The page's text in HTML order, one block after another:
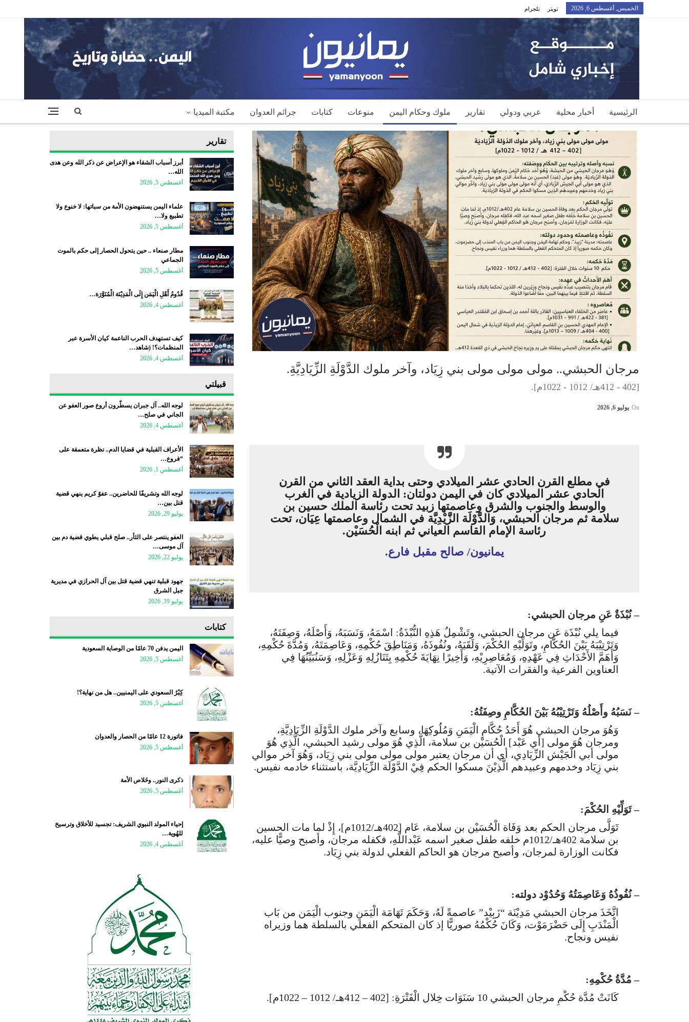
الخميس, أغسطس 6, 2026 تويتر تلجرام
الرئيسية أخبار محلية عربي ودولي تقارير ملوك وحكام اليمن منوعات كتابات جرائم العدوان مكتبة الميديا
مرجان الحبشي.. مولى مولى مولى بني زِيَاد، وآخر ملوك الدَّوْلَةِ الزِّيَادِيَّةِ.
[402 - 412هـ/ 1012 - 1022م].
On يوليو 6, 2026
في مطلع القرن الحادي عشر الميلادي وحتى بداية العقد الثاني من القرن
الحادي عشر الميلادي كان في اليمن دولتان: الدولة الزيادية في الغرب
والوسط والجنوب والشرق وعاصمتها زبيد تحت رئاسة الملك حسين بن
سلامة ثم مرجان الحبشي، وَالدَّوْلَة الزَّيْدِيَّة في الشمال وعاصمتها عِيَان، تحت
رئاسة الإمام القاسم العياني ثم ابنه الْحُسَيْن.
يمانيون/ صالح مقبل فارع.
– نُبْذَةٌ عَنِ مرجان الحبشي:
فيما يلي نُبْذَة عَن مرجان الحبشي، وتَشْمِلُ هَذِهِ النُّبْذَةُ: اسْمَهُ، وَنَسَبَهُ، وَأَصْلَهُ، وَصِفَتَهُ،
وَتَرْتِيْبَهُ بَيْنَ الحُكَّامِ، وتَوَلِّيْهِ الحُكْمَ، وَلَقَبَهُ، ونُفُوذَهُ، وَمَنَاطِقَ حُكْمِهِ، وَعَاصِمَتَهُ، وَمُدَّةَ حُكْمِهِ،
وَأَهَمَّ الأَحْدَاثِ فِي عَهْدِهِ، وَمُعَاصِرِيْهِ، وَأَخِيرًا نِهَايَةَ حُكْمِهِ بِتَنَازُلِهِ وَعَزْلِهِ، وَسَنُبَيِّنُهَا فِي
العناوين الفرعية والفقرات الآتية.
– نَسَبُهُ وأَصْلُهُ وَتَرْتِيْبُهُ بَيْنَ الحُكَّامِ وصِفَتُهُ:
وَهُوَ مرجان الحبشي هُوَ أَحَدُ حُكَّامِ الْيَمَنِ وَمُلُوكِهَا، وسابع وآخر ملوك الدَّوْلَةِ الزِّيَادِيَّةِ،
ومرجان هُوَ مولى [أي عَبْد] الْحُسَيْن بن سلامة، الَّذِي هُوَ مولى رشيد الحبشي، الَّذِي هُوَ
مولى أبي الْجَيْش الزِّيَادِي، أي أن مرجان يعتبر مولى مولى مولى بني زِيَاد، وَهُوَ آخر موالي
بني زِيَاد وخدمهم وعبيدهم الَّذِيْنَ مسكوا الحكم فِيْ الدَّوْلَة الزِّيَادِيَّة، باستثناء خادمه نفيس.
– تَوَلِّيْهِ الحُكْمَ:
تَوَلَّى مرجان الحكم بعد وَفَاة الْحُسَيْن بن سلامة، عَام [402هـ/1012م]، إِذْ لما مات الحسين
بن سلامة 402هـ/1012م خلفه طفل صغير اسمه عَبْداللَّهِ، فكفله مرجان، وأصبح وصيًّا عليه،
فكانت الوزارة لمرجان، وأصبح مرجان هو الحاكم الفعلي لدولة بني زِيَاد.
– نُفُوذُهُ وَعَاصِمَتُهُ وَحُدُوْد دولته:
اتَّخَذَ مرجان الحبشي مَدِيْنَة “زَبِيْد” عاصمةً لَهُ، وَحَكَمَ تَهَامَة الْيَمَنِ وجنوب الْيَمَن من بَاب
الْمَنْدَبِ إِلَى حَضْرَمَوْت، وَكَانَ حُكْمُهُ صوريًّا إذ كان المتحكم الفعلي بالسلطة هما وزيراه
نفيس ونجاح.
– مُدَّةُ حُكْمِهِ:
كَانَتْ مُدَّة حُكْمِ مرجان الحبشي 10 سَنَوَات خِلال الْفَتْرَةِ: [402 – 412هـ/ 1012 – 1022م].
تقارير
أبرز أسباب الشقاء هو الإعراض عن ذكر الله وعن هدى
الله…
أغسطس 5, 2026
علماء اليمن يستنهضون الأمة من سباتها: لا خنوع ولا
تطبيع ولا…
أغسطس 5, 2026
مطار صنعاء .. حين يتحول الحصار إلى حكم بالموت
الجماعي
أغسطس 5, 2026
قُدُومُ أَهْلِ الْيَمَن إِلَى الْمَدِيْنَة الْمُنَوَّرَة…
أغسطس 4, 2026
كيف تستهدف الحرب الناعمة كيان الأسرة عبر
المنظمات؟! (شاهد…
أغسطس 4, 2026
قبيلتي
لوجه الله.. آل جبران يسطّرون أروع صور العفو عن
الجاني في صلح…
أغسطس 4, 2026
الأعراف القبلية في قضايا الدم.. نظرة متعمقة على
“فروع…
أغسطس 1, 2026
لوجه الله وتشريفًا للحاضرين.. عفوٌ كريم ينهي قضية
قتل بين…
يوليو 29, 2026
العفو ينتصر على الثأر.. صلح قبلي يطوي قضية دم بين
آل موسى…
يوليو 22, 2026
جهود قبلية تنهي قضية قتل بين آل الحرازي في مديرية
جبل الشرق
يوليو 19, 2026
كتابات
اليمن يدفن 70 عامًا من الوصاية السعودية
أغسطس 5, 2026
كِبْرُ السعودي على اليمنيين.. هل من نهاية؟!
أغسطس 5, 2026
فاتورة 12 عامًا من الحصار والعدوان
أغسطس 5, 2026
ذكرى النور.. وخَلاص الأمة
أغسطس 5, 2026
إحياء المولد النبوي الشريف: تجسيد للأخلاق وترسيخ
للهُوية…
أغسطس 4, 2026